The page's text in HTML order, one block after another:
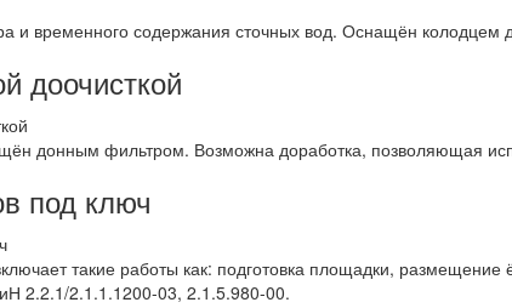
и временного содержания сточных вод. Оснащён колодцем
доочисткой
донным фильтром. Возможна доработка, позволяющая
под ключ
такие работы как: подготовка площадки,
2.2.1/2.1.1.1200-03, 2.1.5.980-00.